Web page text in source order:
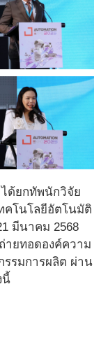
ด้ยกทัพนักวิจัย
คโนโลยีอัตโนมัติ
มีนาคม 2568
ายทอดองค์ความ
รมการผลิต ผ่าน
นี้